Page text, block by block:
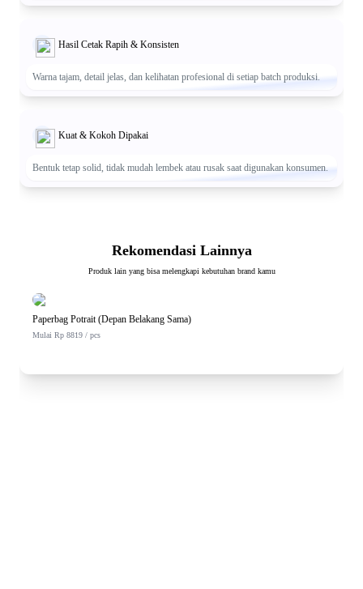
Hasil Cetak Rapih & Konsisten
Warna tajam, detail jelas, dan kelihatan profesional di setiap batch produksi.
Kuat & Kokoh Dipakai
Bentuk tetap solid, tidak mudah lembek atau rusak saat digunakan konsumen.
Rekomendasi Lainnya
Produk lain yang bisa melengkapi kebutuhan brand kamu
Paperbag Potrait (Depan Belakang Sama)
Mulai Rp 8819 / pcs